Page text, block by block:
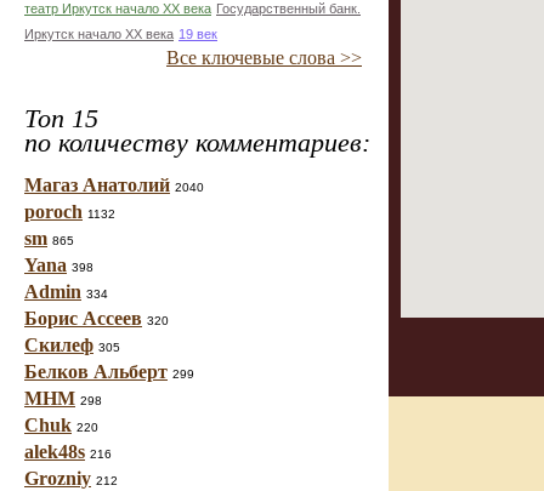
театр Иркутск начало ХХ века Государственный банк.
Иркутск начало ХХ века 19 век
Все ключевые слова >>
Топ 15
по количеству комментариев:
Магаз Анатолий 2040
poroch 1132
sm 865
Yana 398
Admin 334
Борис Ассеев 320
Скилеф 305
Белков Альберт 299
МНМ 298
Chuk 220
alek48s 216
Grozniy 212